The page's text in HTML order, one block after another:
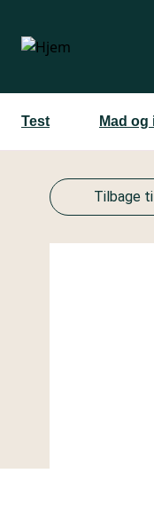
hovedindhold
Test Mad
Tilbage